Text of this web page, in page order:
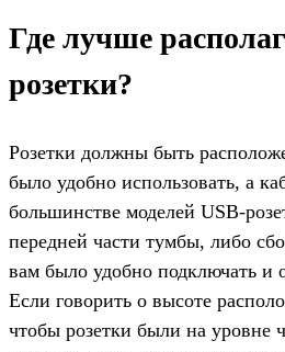
Где лучше
розетки?
Розетки должны быть
было удобно использовать, а
большинстве моделей USB-
передней части тумбы, либо
вам было удобно подключать и
Если говорить о высоте
чтобы розетки были на уровне